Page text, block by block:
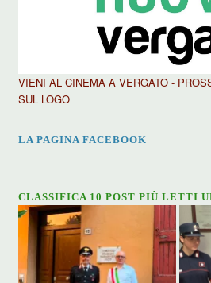
VIENI AL CINEMA A VERGATO -
SUL LOGO
LA PAGINA FACEBOOK
CLASSIFICA 10 POST PIÙ LETTI